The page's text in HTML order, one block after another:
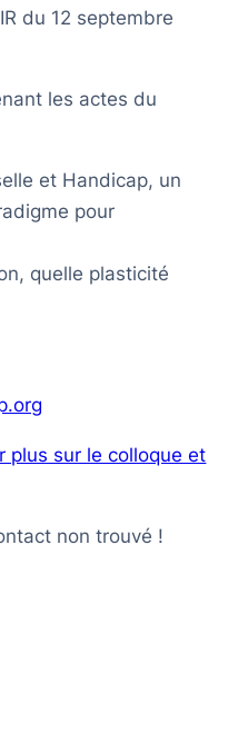
du 12 septembre
les actes du
et Handicap, un
pour
quelle plasticité
plus sur le colloque et
non trouvé !